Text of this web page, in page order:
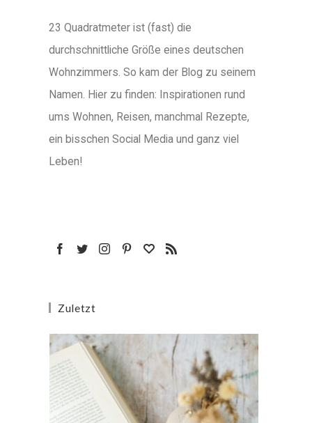
23 Quadratmeter ist (fast) die
durchschnittliche Größe eines deutschen
Wohnzimmers. So kam der Blog zu seinem
Namen. Hier zu finden: Inspirationen rund
ums Wohnen, Reisen, manchmal Rezepte,
ein bisschen Social Media und ganz viel
Leben!
Zuletzt